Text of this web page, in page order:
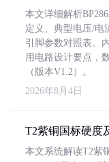
本文详细解析
定义、典型电压/电
引脚参数对照表。
用电路设计要点，
（版本V1.2）。
2026年8月4日
T2紫铜国标硬度
本文系统解读T2紫